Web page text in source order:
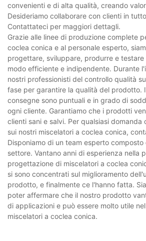
convenienti e di alta qualità, creando
Desideriamo collaborare con clienti in
Contattateci per maggiori dettagli.
Grazie alle linee di produzione complete
coclea conica e al personale esperto,
progettare, sviluppare, produrre e
modo efficiente e indipendente. Durante
nostri professionisti del controllo qualità
fase per garantire la qualità del prodotto.
consegne sono puntuali e in grado di
ogni cliente. Garantiamo che i prodotti
clienti sani e salvi. Per qualsiasi domanda
sui nostri miscelatori a coclea conica,
Disponiamo di un team esperto
settore. Vantano anni di esperienza nella
progettazione di miscelatori a coclea
si sono concentrati sul miglioramento
prodotto, e finalmente ce l'hanno fatta.
poter affermare che il nostro prodotto
di applicazioni e può essere molto utile
miscelatori a coclea conica.